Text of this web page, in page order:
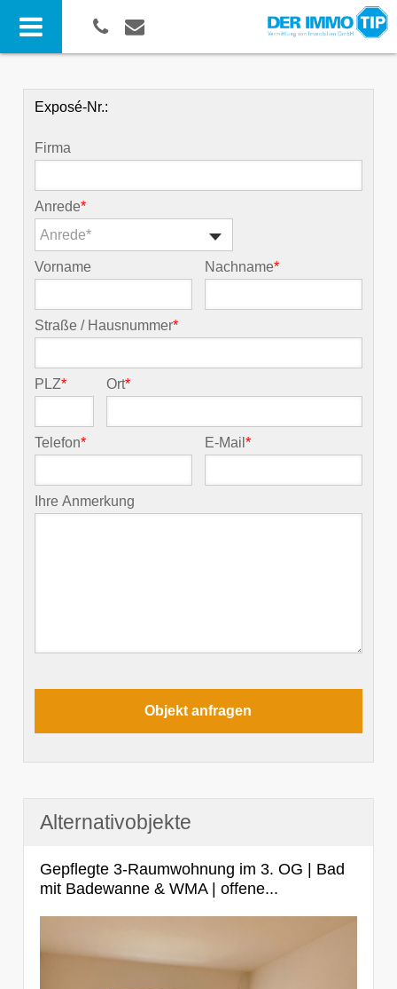
Exposé-Nr.:
Firma
Anrede*
Anrede*
Vorname Nachname*
Straße / Hausnummer*
PLZ* Ort*
Telefon* E-Mail*
Ihre Anmerkung
Alternativobjekte
Gepflegte 3-Raumwohnung im 3. OG | Bad
mit Badewanne & WMA | offene...